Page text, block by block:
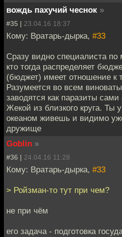
вождь пахучий чеснок »
#35 | 23.04.16 18:37
Кому: Вратарь-дырка, #33
Сразу видно специалиста
кто тогда распределяет
(бюджет) имеет отношение к
Разумеется во всем
заводятся как паразиты
Жекой из близкого круга. Ты
океаном живешь и видимо
дружище
Goblin »
#36 | 24.04.16 11:28
Кому: Вратарь-дырка, #33
> Ройзман-то тут при чем?
не при чём
его задача - подготовка